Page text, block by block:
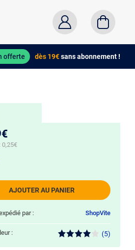
offerte dès 19€sans abonnement !
0,25€
AJOUTER AU PANIER
par : ShopVite
: (5)